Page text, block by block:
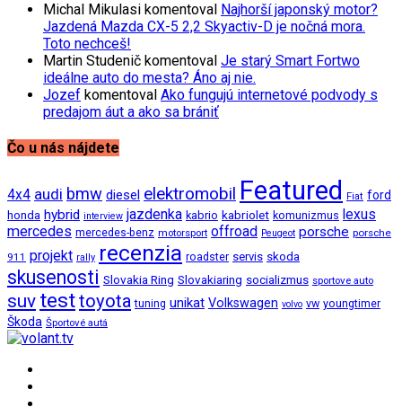
Michal Mikulasi komentoval Najhorší japonský motor?
Jazdená Mazda CX-5 2,2 Skyactiv-D je nočná mora.
Toto nechceš!
Martin Studenič komentoval Je starý Smart Fortwo
ideálne auto do mesta? Áno aj nie.
Jozef komentoval Ako fungujú internetové podvody s
predajom áut a ako sa brániť
Čo u nás nájdete
4x4 audi bmw diesel elektromobil Featured Fiat ford
honda hybrid interview jazdenka kabrio kabriolet komunizmus lexus
mercedes mercedes-benz motorsport offroad Peugeot porsche porsche
911 projekt rally recenzia roadster servis skoda
skusenosti Slovakia Ring Slovakiaring socializmus sportove auto
suv testtoyota tuning unikat Volkswagen volvo vw youngtimer
Škoda Športové autá